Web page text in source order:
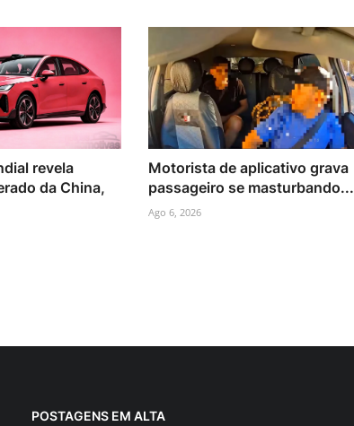
revela
da China,
Motorista de aplicativo grava
passageiro se masturbando...
Ago 6, 2026
POSTAGENS EM ALTA